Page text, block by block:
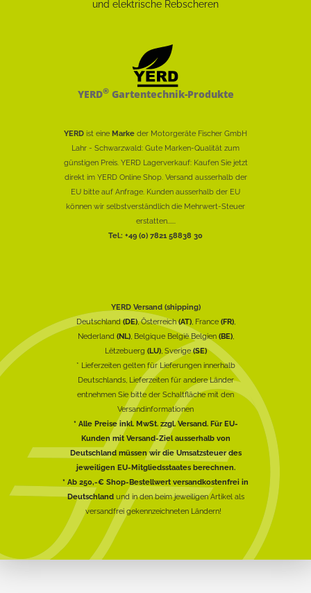
YERD®Gartentechnik-Produkte
YERD ist eine Marke der Motorgeräte Fischer GmbH
Lahr - Schwarzwald: Gute Marken-Qualität zum
günstigen Preis. YERD Lagerverkauf: Kaufen Sie jetzt
direkt im YERD Online Shop. Versand ausserhalb der
EU bitte auf Anfrage. Kunden ausserhalb der EU
können wir selbstverständlich die Mehrwert-Steuer
erstatten......
Tel.: +49 (0) 7821 58838 30
YERD Versand (shipping)
Deutschland(DE), Österreich(AT), France (FR),
Nederland (NL), Belgique België Belgien (BE),
Lëtzebuerg (LU), Sverige(SE)
* Lieferzeiten gelten für Lieferungen innerhalb
Deutschlands, Lieferzeiten für andere Länder
entnehmen Sie bitte der Schaltfläche mit den
Versandinformationen
* Alle Preise inkl. MwSt. zzgl. Versand. Für EU-
Kunden mit Versand-Ziel ausserhalb von
Deutschland müssen wir die Umsatzsteuer des
jeweiligen EU-Mitgliedsstaates berechnen.
* Ab 250,-€ Shop-Bestellwert versandkostenfrei in
Deutschlandund in den beim jeweiligen Artikel als
versandfrei gekennzeichneten Ländern!